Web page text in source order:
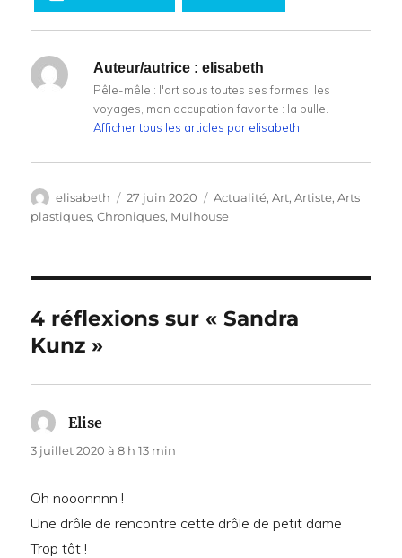
Auteur/autrice : elisabeth
Pêle-mêle : l'art sous toutes ses formes, les
voyages, mon occupation favorite : la bulle.
Afficher tous les articles par elisabeth
Auteur
elisabeth
Publié
le
27 juin 2020 Catégories
Actualité,Art,Artiste,Arts
plastiques,Chroniques, Mulhouse
4 réflexions sur « Sandra
Kunz »
Elise
3 juillet 2020 à 8 h 13 min
Oh nooonnnn !
Une drôle de rencontre cette drôle de petit dame
Trop tôt !